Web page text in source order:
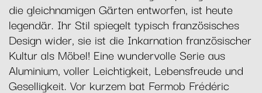
die gleichnamigen Gärten entworfen, ist heute
legendär. Ihr Stil spiegelt typisch französisches
Design wider, sie ist die Inkarnation französischer
Kultur als Möbel! Eine wundervolle Serie aus
Aluminium, voller Leichtigkeit, Lebensfreude und
Geselligkeit. Vor kurzem bat Fermob Frédéric